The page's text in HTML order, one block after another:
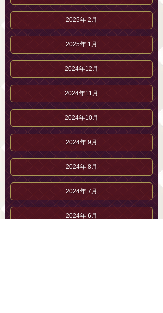
2025年 2月
2025年 1月
2024年12月
2024年11月
2024年10月
2024年 9月
2024年 8月
2024年 7月
2024年 6月